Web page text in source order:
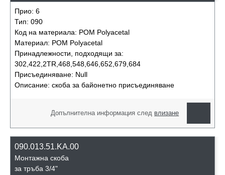
Прио: 6
Тип: 090
Код на материала: POM Polyacetal
Материал: POM Polyacetal
Принадлежности, подходящи за:
302,422,2TR,468,548,646,652,679,684
Присъединяване: Null
Описание: скоба за байонетно присъединяване
Допълнителна информация след влизане
090.013.51.KA.00
Монтажна скоба
за тръба 3/4"